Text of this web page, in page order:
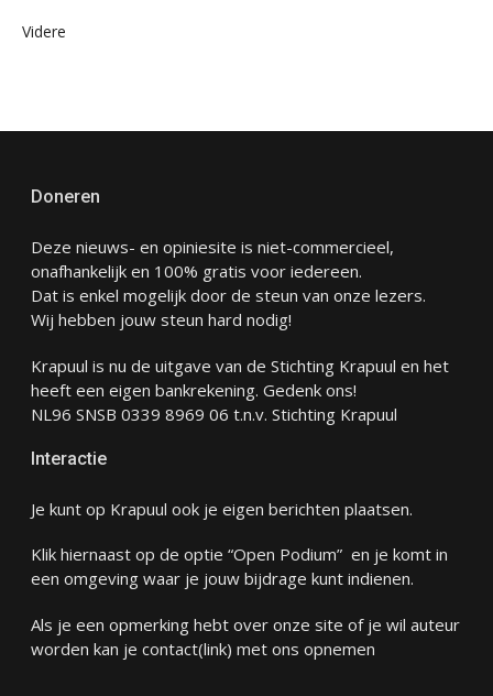
Videre
Doneren
Deze nieuws- en opiniesite is niet-commercieel,
onafhankelijk en 100% gratis voor iedereen.
Dat is enkel mogelijk door de steun van onze lezers.
Wij hebben jouw steun hard nodig!
Krapuul is nu de uitgave van de Stichting Krapuul en het
heeft een eigen bankrekening. Gedenk ons!
NL96 SNSB 0339 8969 06 t.n.v. Stichting Krapuul
Interactie
Je kunt op Krapuul ook je eigen berichten plaatsen.
Klik hiernaast op de optie “Open Podium” en je komt in
een omgeving waar je jouw bijdrage kunt indienen.
Als je een opmerking hebt over onze site of je wil auteur
worden kan je contact(link) met ons opnemen